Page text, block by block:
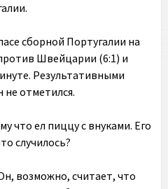
сборной Португалии на
Швейцарии (6:1) и
Результативными
не отметился.
что ел пиццу с внуками. Его
случилось?
возможно, считает, что